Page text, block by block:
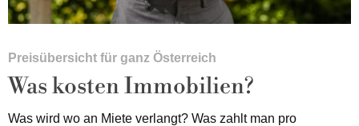
Preisübersicht für ganz Österreich
Was kosten Immobilien?
Was wird wo an Miete verlangt? Was zahlt man pro